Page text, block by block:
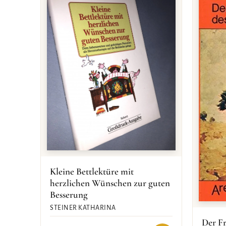
Kleine Bettlektüre mit
herzlichen Wünschen zur guten
Besserung
STEINER KATHARINA
Der